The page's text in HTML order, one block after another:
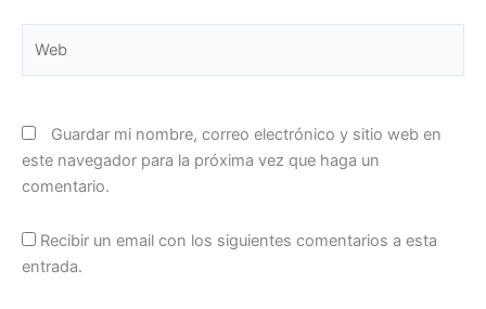
Guardar mi nombre, correo electrónico y sitio web en
este navegador para la próxima vez que haga un
comentario.
Recibir un email con los siguientes comentarios a esta
entrada.